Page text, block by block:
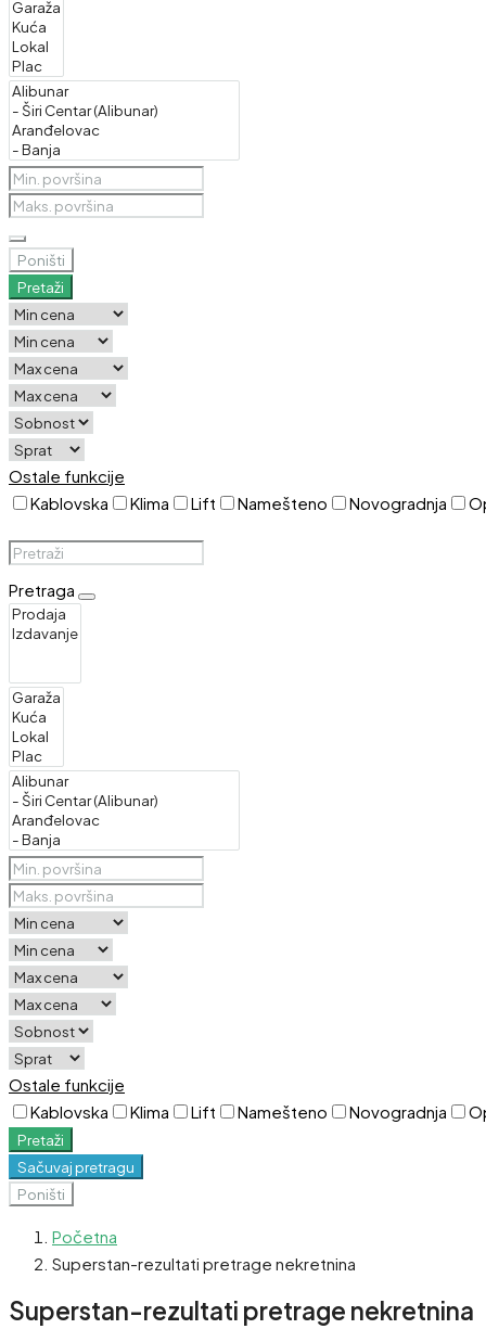
Poništi
Pretaži
Ostale funkcije
Kablovska
Klima Lift Namešteno Novogradnja
Pretraga
Ostale funkcije
Kablovska
Klima Lift Namešteno Novogradnja
Pretaži
Sačuvaj pretragu
Poništi
Početna
Superstan-rezultati pretrage nekretnina
Superstan-rezultati pretrage nekretnina